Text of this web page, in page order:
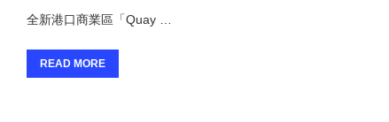
全新港口商業區「Quay …
READ MORE